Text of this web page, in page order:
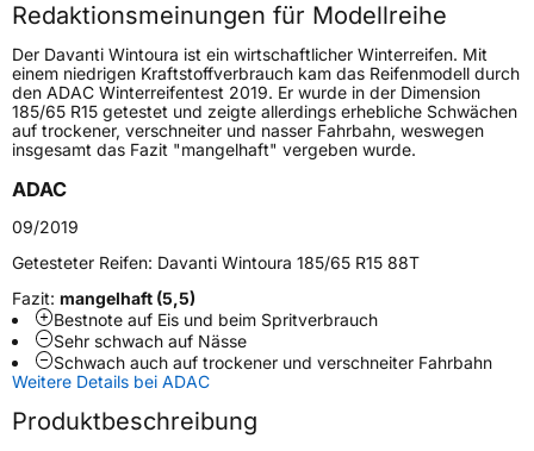
Höchstgeschwindigkeit
190 km/h
Lastindex81
Höchstlast462 kg
Fahrzeugtyp
VerwendungWinterreifen
ModellnameWintoura
FahrzeugartPKW & SUV
Redaktionsmeinungen für Modellreihe
Der Davanti Wintoura ist ein wirtschaftlicher Winterreifen. Mit
einem niedrigen Kraftstoffverbrauch kam das Reifenmodell durch
den ADAC Winterreifentest 2019. Er wurde in der Dimension
185/65 R15 getestet und zeigte allerdings erhebliche Schwächen
auf trockener, verschneiter und nasser Fahrbahn, weswegen
insgesamt das Fazit "mangelhaft" vergeben wurde.
ADAC
09/2019
Getesteter Reifen: Davanti Wintoura 185/65 R15 88T
Fazit: mangelhaft (5,5)
Bestnote auf Eis und beim Spritverbrauch
Sehr schwach auf Nässe
Schwach auch auf trockener und verschneiter Fahrbahn
Weitere Details bei ADAC
Produktbeschreibung